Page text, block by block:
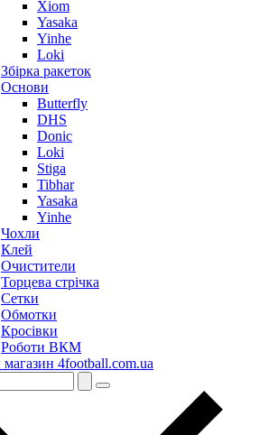
Xiom
Yasaka
Yinhe
Loki
Збірка ракеток
Основи
Butterfly
DHS
Donic
Loki
Stiga
Tibhar
Yasaka
Yinhe
Чохли
Клей
Очистители
Торцева стрічка
Сетки
Обмотки
Кросівки
Роботи ВКМ